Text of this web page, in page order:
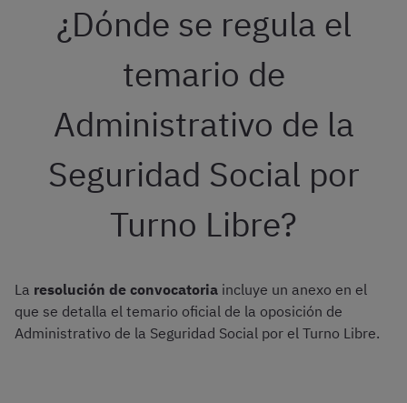
¿Dónde se regula el
temario de
Administrativo de la
Seguridad Social por
Turno Libre?
La resolución de convocatoria incluye un anexo en el
que se detalla el temario oficial de la oposición de
Administrativo de la Seguridad Social por el Turno Libre.